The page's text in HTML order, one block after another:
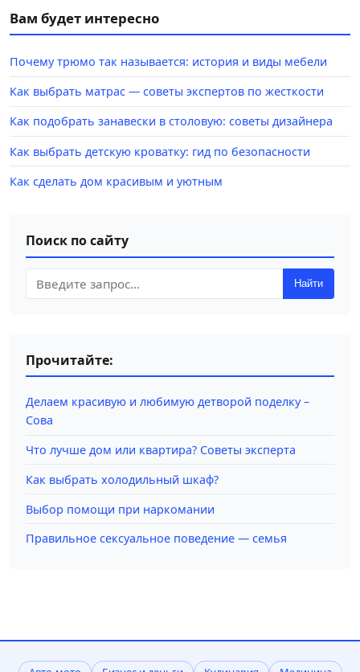
Вам будет интересно
Почему трюмо так называется: история и виды мебели
Как выбрать матрас — советы экспертов по жесткости
Как подобрать занавески в столовую: советы дизайнера
Как выбрать детскую кроватку: гид по безопасности
Как сделать дом красивым и уютным
Поиск по сайту
Найти
Прочитайте:
Делаем красивую и любимую детворой поделку –
Сова
Что лучше дом или квартира? Советы эксперта
Как выбрать холодильный шкаф?
Выбор помощи при наркомании
Правильное сексуальное поведение — семья